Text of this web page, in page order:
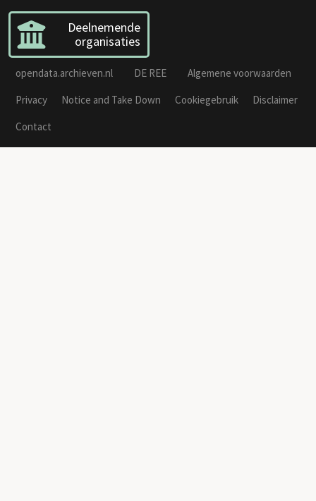
Deelnemende
organisaties
opendata.archieven.nl DE REE
Algemene voorwaarden
Privacy
Notice and Take Down Cookiegebruik
Disclaimer
Contact